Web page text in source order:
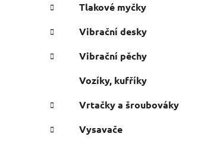
Tlakové myčky
Vibrační desky
Vibrační pěchy
Vozíky, kufříky
Vrtačky a šroubováky
Vysavače